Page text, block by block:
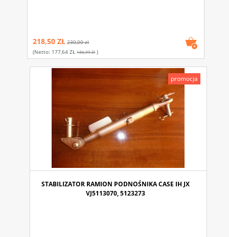
218,50 ZŁ 230,00 zł
(netto: 177,64 ZŁ 186,99 Zł)
STABILIZATOR RAMION PODNOŚNIKA CASE IH JX
VJ5113070, 5123273
promocja